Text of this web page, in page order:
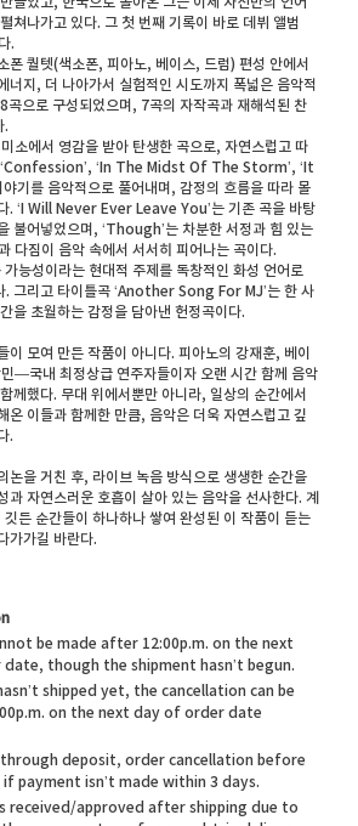
쳐나가고 있다. 그 첫 번째 기록이 바로 데뷔 앨범
.
폰 퀄텟(색소폰, 피아노, 베이스, 드럼) 편성 안에서
너지, 더 나아가서 실험적인 시도까지 폭넓은 음악적
곡으로 구성되었으며, 7곡의 자작곡과 재해석된 찬
.
소에서 영감을 받아 탄생한 곡으로, 자연스럽고 따
‘Confession’, ‘In The Midst Of The Storm’, ‘It
기를 음악적으로 풀어내며, 감정의 흐름을 따라 몰
. ‘I Will Never Ever Leave You’는 기존 곡을 바탕
불어넣었으며, ‘Though’는 차분한 서정과 힘 있는
다짐이 음악 속에서 서서히 피어나는 곡이다.
능성이라는 현대적 주제를 독창적인 화성 언어로
. 그리고 타이틀곡 ‘Another Song For MJ’는 한 사
을 초월하는 감정을 담아낸 헌정곡이다.
이 모여 만든 작품이 아니다. 피아노의 강재훈, 베이
―국내 최정상급 연주자들이자 오랜 시간 함께 음악
께했다. 무대 위에서뿐만 아니라, 일상의 순간에서
온 이들과 함께한 만큼, 음악은 더욱 자연스럽고 깊
.
논을 거친 후, 라이브 녹음 방식으로 생생한 순간을
과 자연스러운 호흡이 살아 있는 음악을 선사한다. 계
든 순간들이 하나하나 쌓여 완성된 이 작품이 듣는
가가길 바란다.
be made after 12:00p.m. on the next
though the shipment hasn’t begun.
shipped yet, the cancellation can be
on the next day of order date
deposit, order cancellation before
payment isn’t made within 3 days.
received/approved after shipping due to